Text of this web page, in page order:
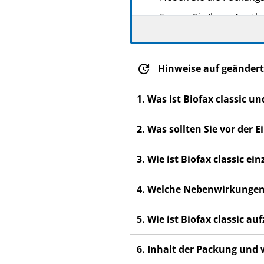
Fragen Sie Ihren
Nebenwirkungen, die
Wenn keine
Hinweise auf
1. Was ist Biofax classic
2. Was sollten Sie vor der
3. Wie ist Biofax classic
4. Welche
5. Wie ist Biofax classic
6. Inhalt der Packung